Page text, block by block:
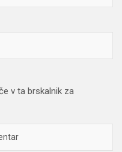
v ta brskalnik za